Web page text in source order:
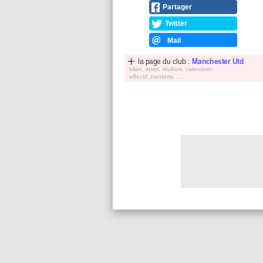
Partager
Twitter
Mail
la page du club : Manchester Utd
bilan, stats, réultats, calendrier,
effectif, tranferts, ...